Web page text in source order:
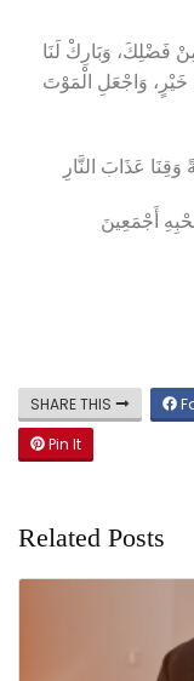
مِنْ فَضْلِكَ، وَبَارِكْ لَنَا
خَيْرٍ، وَاجْعَلِ الْمَوْتَ
SHARE THIS
Pin It
Related Posts